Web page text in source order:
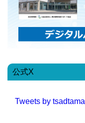
公式X
Tweets by tsadtama